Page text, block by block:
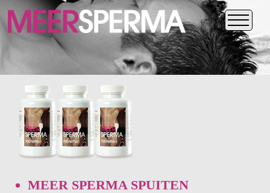
MEER SPERMA SPUITEN